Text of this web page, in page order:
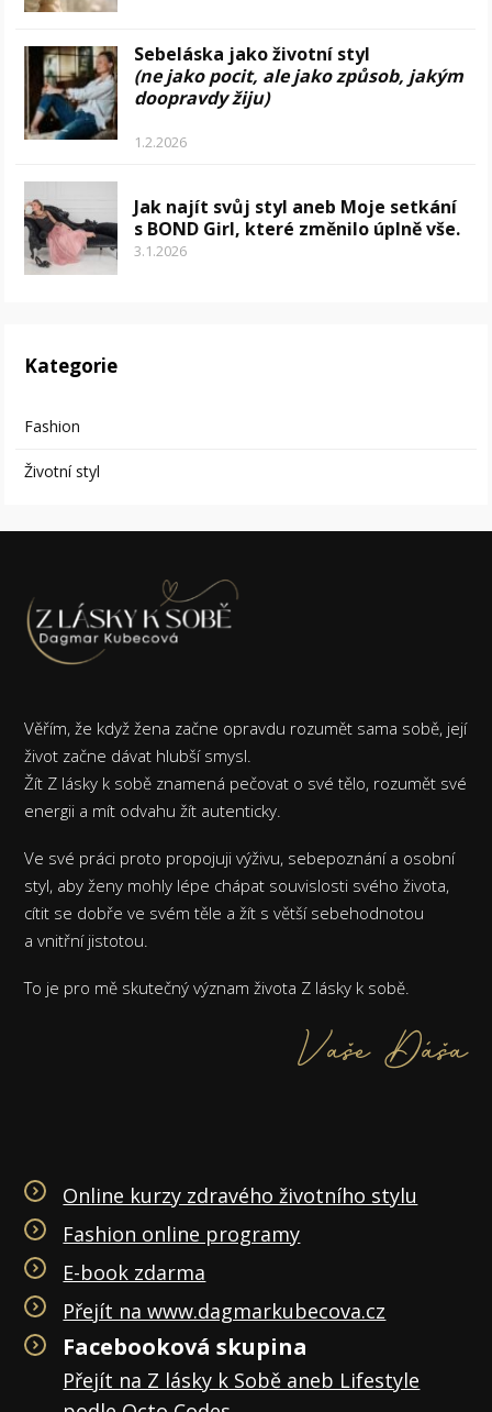
Sebeláska jako životní styl
(ne jako pocit, ale jako způsob, jakým
doopravdy žiju)
1.2.2026
Jak najít svůj styl aneb Moje setkání
s BOND Girl, které změnilo úplně vše.
3.1.2026
Kategorie
Fashion
Životní styl
Věřím, že když žena začne opravdu rozumět sama sobě, její
život začne dávat hlubší smysl.
Žít Z lásky k sobě znamená pečovat o své tělo, rozumět své
energii a mít odvahu žít autenticky.
Ve své práci proto propojuji výživu, sebepoznání a osobní
styl, aby ženy mohly lépe chápat souvislosti svého života,
cítit se dobře ve svém těle a žít s větší sebehodnotou
a vnitřní jistotou.
To je pro mě skutečný význam života Z lásky k sobě.
Vaše Dáša
Online kurzy zdravého životního stylu
Fashion online programy
E-book zdarma
Přejít na www.dagmarkubecova.cz
Facebooková skupina
Přejít na Z lásky k Sobě aneb Lifestyle